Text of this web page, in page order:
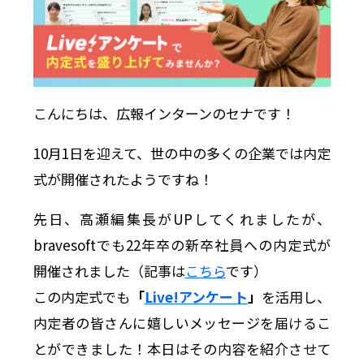
こんにちは、広報インターンのセナです！
10月1日を迎えて、世の中の多くの企業では内定
式が開催されたようですね！
先日、高瀬編集長がUPしてくれましたが、
bravesoftでも22年卒の新卒社員への内定式が
開催されました（記事はこちらです）
この内定式でも 「Live!アンケート」 を活用し、
内定者の皆さんに嬉しいメッセージを届けるこ
とができました！本日はその内容を紹介させて